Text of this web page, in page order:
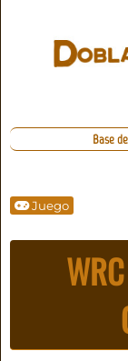
Base
Juego